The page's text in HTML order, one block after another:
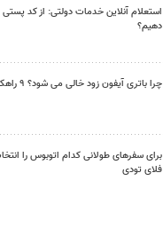
استعلام آنلاین خدمات دولتی: از کد پستی
دهیم؟
چرا باتری آیفون زود خالی می شود؟ ۹ راهکار واقعی
برای سفرهای طولانی کدام اتوبوس را
فلای تودی